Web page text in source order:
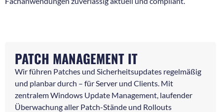
PATCH MANAGEMENT IT
Wir führen Patches und Sicherheitsupdates regelmäßig
und planbar durch – für Server und Clients. Mit
zentralem Windows Update Management, laufender
Überwachung aller Patch-Stände und Rollouts